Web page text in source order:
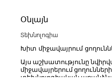
Օնլայն
Տեխնոլոգիա
Խիտ միջավայրում
Այս աշխատությունը
միջավայրերում
տեխնոլոգիական